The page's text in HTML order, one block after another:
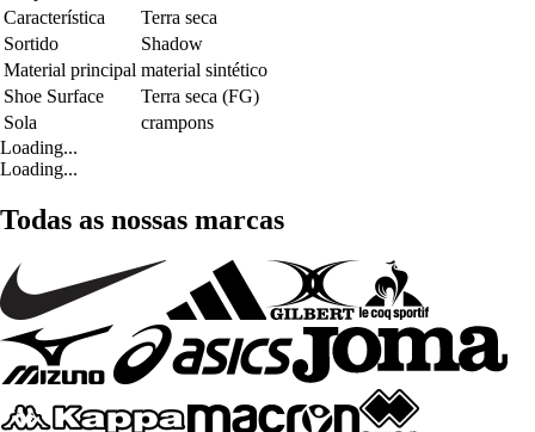
Característica
Terra seca
Sortido
Shadow
Material principal material sintético
Shoe Surface
Terra seca (FG)
Sola
crampons
Loading...
Loading...
Todas as nossas marcas